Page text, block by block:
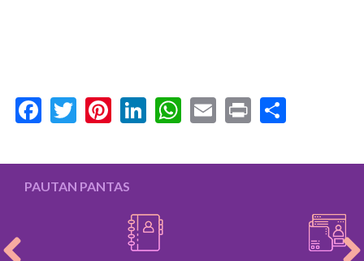
Facebook
Twitter
Pinterest
LinkedIn
WhatsApp
Email
Print
PAUTAN PANTAS